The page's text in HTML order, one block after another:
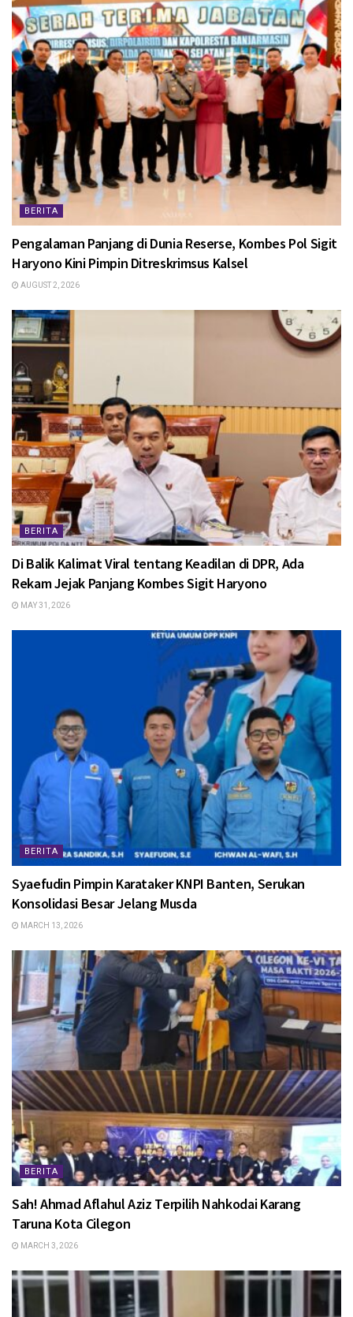
BERITA
Pengalaman Panjang di Dunia Reserse, Kombes Pol Sigit
Haryono Kini Pimpin Ditreskrimsus Kalsel
AUGUST 2, 2026
BERITA
Di Balik Kalimat Viral tentang Keadilan di DPR, Ada
Rekam Jejak Panjang Kombes Sigit Haryono
MAY 31, 2026
BERITA
Syaefudin Pimpin Karataker KNPI Banten, Serukan
Konsolidasi Besar Jelang Musda
MARCH 13, 2026
BERITA
Sah! Ahmad Aflahul Aziz Terpilih Nahkodai Karang
Taruna Kota Cilegon
MARCH 3, 2026